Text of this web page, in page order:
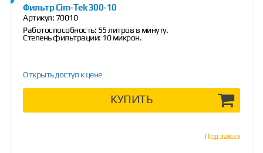
Фильтр Cim-Tek 300-10
Артикул:70010
Работоспособность: 55 литров в минуту.
Степень фильтрации: 10 микрон.
Открыть доступ к цене
КУПИТЬ
Под заказ